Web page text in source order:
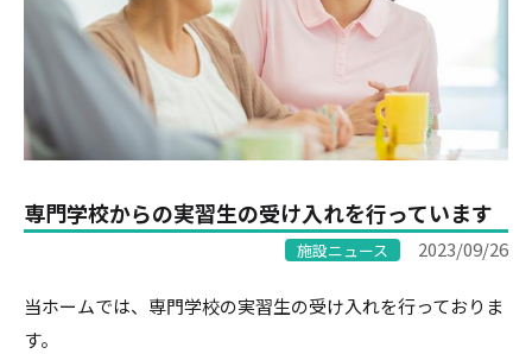
専門学校からの実習生の受け入れを行っています
施設ニュース 2023/09/26
当ホームでは、専門学校の実習生の受け入れを行っておりま
す。